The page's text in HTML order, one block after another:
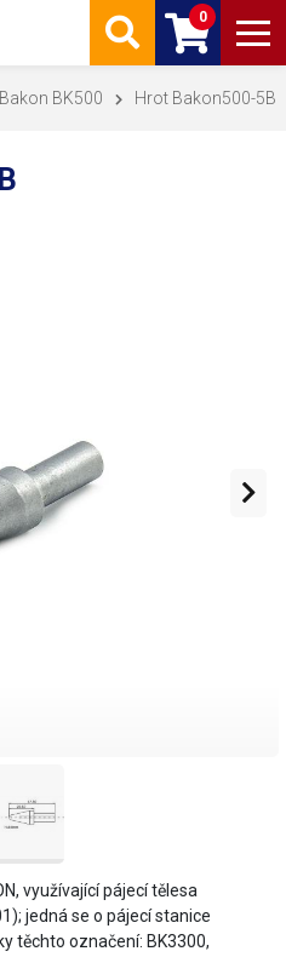
0
BK500 Hrot Bakon500-5B
využívající pájecí tělesa
jedná se o pájecí stanice
těchto označení: BK3300,